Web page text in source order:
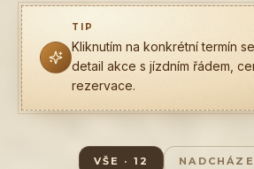
TIP
Kliknutím na konkrétní termín
detail akce s jízdním řádem,
rezervace.
VŠE · 12